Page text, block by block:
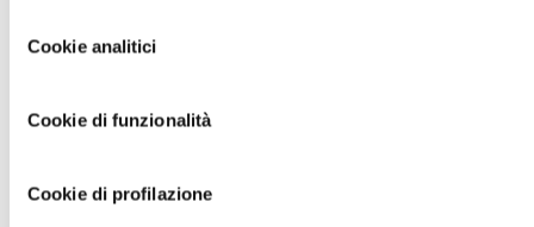
Cookie analitici
Cookie di funzionalità
Cookie di profilazione
Un grande classico in versione estiva: l’Iced Americano è la